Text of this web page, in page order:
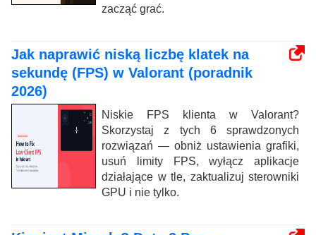
zacząć grać.
Jak naprawić niską liczbę klatek na
sekundę (FPS) w Valorant (poradnik
2026)
Niskie FPS klienta w Valorant?
Skorzystaj z tych 6 sprawdzonych
rozwiązań — obniż ustawienia grafiki,
usuń limity FPS, wyłącz aplikacje
działające w tle, zaktualizuj sterowniki
GPU i nie tylko.